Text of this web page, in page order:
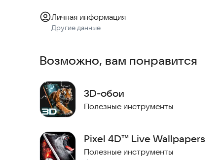
Wallpaper и наслаждайтесь уникальным
Личная информация
Другие данные
Возможно, вам понравится
3D-обои
Полезные инструменты
Pixel 4D™ Live Wallpapers
Полезные инструменты